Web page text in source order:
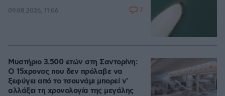
09.08.2026, 11:06 7
Μυστήριο 3.500 ετών στη Σαντορίνη:
Ο 15χρονος που δεν πρόλαβε να
ξεφύγει από το τσουνάμι μπορεί ν'
αλλάξει τη χρονολογία της μεγάλης